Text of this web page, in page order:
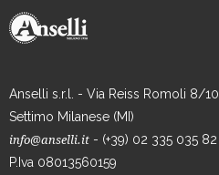
Anselli s.r.l. - Via Reiss Romoli 8/10
Settimo Milanese (MI)
info@anselli.it - (+39) 02 335 035 82
P.Iva 08013560159